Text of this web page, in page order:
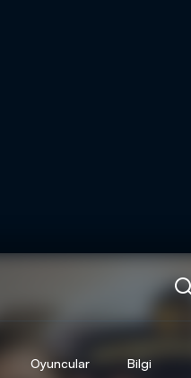
Oyuncular Bilgi